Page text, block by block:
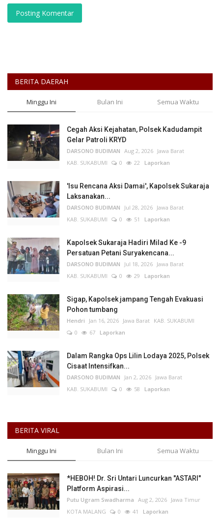
Posting Komentar
BERITA DAERAH
Minggu Ini Bulan Ini Semua Waktu
Cegah Aksi Kejahatan, Polsek Kadudampit
Gelar Patroli KRYD
DARSONO BUDIMAN Aug 2, 2026 Jawa Barat
KAB. SUKABUMI
0 22 Laporkan
'Isu Rencana Aksi Damai', Kapolsek Sukaraja
Laksanakan...
DARSONO BUDIMAN Jul 28, 2026 Jawa Barat
KAB. SUKABUMI
0 51 Laporkan
Kapolsek Sukaraja Hadiri Milad Ke -9
Persatuan Petani Suryakencana...
DARSONO BUDIMAN Jul 18, 2026 Jawa Barat
KAB. SUKABUMI
0 29 Laporkan
Sigap, Kapolsek jampang Tengah Evakuasi
Pohon tumbang
Hendri Jan 16, 2026 Jawa Barat KAB. SUKABUMI
0
67 Laporkan
Dalam Rangka Ops Lilin Lodaya 2025, Polsek
Cisaat Intensifkan...
DARSONO BUDIMAN Jan 2, 2026 Jawa Barat
KAB. SUKABUMI
0 58 Laporkan
BERITA VIRAL
Minggu Ini Bulan Ini Semua Waktu
*HEBOH! Dr. Sri Untari Luncurkan "ASTARI"
Platform Aspirasi...
Putu Ugram Swadharma Aug 2, 2026 Jawa Timur
KOTA MALANG
0 41 Laporkan